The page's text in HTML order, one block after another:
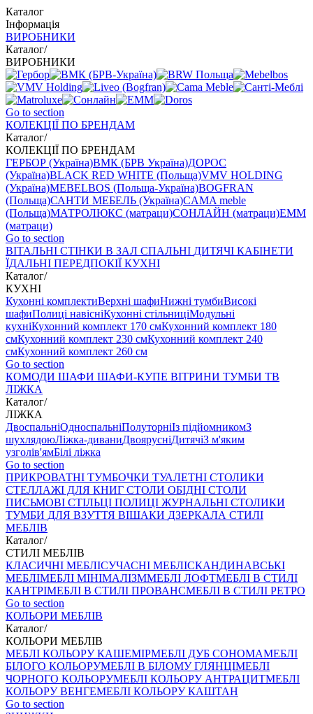
Каталог
Інформація
ВИРОБНИКИ
Каталог/
ВИРОБНИКИ
Go to section
КОЛЕКЦІЇ ПО БРЕНДАМ
Каталог/
КОЛЕКЦІЇ ПО БРЕНДАМ
ГЕРБОР (Україна)ВМК (БРВ Україна)ДОРОС
(Україна)BLACK RED WHITE (Польща)VMV HOLDING
(Україна)MEBELBOS (Польща-Україна)BOGFRAN
(Польща)САНТИ МЕБЕЛЬ (Україна)CAMA meble
(Польща)МАТРОЛЮКС (матраци)СОНЛАЙН (матраци)EMM
(матраци)
Go to section
ВIТАЛЬНI СТІНКИ В ЗАЛ СПАЛЬНІ ДИТЯЧІ КАБІНЕТИ
ЇДАЛЬНI ПЕРЕДПОКІЇ КУХНІ
Каталог/
КУХНІ
Кухонні комплектиВерхні шафиНижні тумбиВисокі
шафиПолиці навісніКухонні стільниціМодульні
кухніКухонний комплект 170 смКухонний комплект 180
смКухонний комплект 230 смКухонний комплект 240
смКухонний комплект 260 см
Go to section
КОМОДИ ШАФИ ШАФИ-КУПЕ ВІТРИНИ ТУМБИ ТВ
ЛІЖКА
Каталог/
ЛІЖКА
ДвоспальніОдноспальніПолуторніІз підйомникомЗ
шухлядоюЛіжка-диваниДвоярусніДитячіЗ м'яким
узголів'ямБілі ліжка
Go to section
ПРИКРОВАТНІ ТУМБОЧКИ ТУАЛЕТНІ СТОЛИКИ
СТЕЛЛАЖІ ДЛЯ КНИГ СТОЛИ ОБІДНІ СТОЛИ
ПИСЬМОВІ СТІЛЬЦI ПОЛИЦІ ЖУРНАЛЬНІ СТОЛИКИ
ТУМБИ ДЛЯ ВЗУТТЯ ВІШАКИ ДЗЕРКАЛА СТИЛІ
МЕБЛІВ
Каталог/
СТИЛІ МЕБЛІВ
КЛАСИЧНІ МЕБЛІСУЧАСНІ МЕБЛІСКАНДИНАВСЬКІ
МЕБЛІМЕБЛІ МІНІМАЛІЗММЕБЛІ ЛОФТМЕБЛІ В СТИЛІ
КАНТРІМЕБЛІ В СТИЛІ ПРОВАНСМЕБЛІ В СТИЛІ РЕТРО
Go to section
КОЛЬОРИ МЕБЛІВ
Каталог/
КОЛЬОРИ МЕБЛІВ
МЕБЛІ КОЛЬОРУ КАШЕМІРМЕБЛІ ДУБ СОНОМАМЕБЛІ
БІЛОГО КОЛЬОРУМЕБЛІ В БІЛОМУ ГЛЯНЦІМЕБЛІ
ЧОРНОГО КОЛЬОРУМЕБЛІ КОЛЬОРУ АНТРАЦИТМЕБЛІ
КОЛЬОРУ ВЕНГЕМЕБЛІ КОЛЬОРУ КАШТАН
Go to section